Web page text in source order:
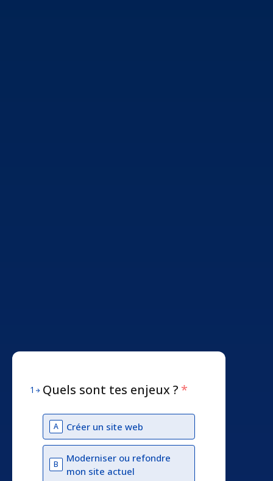
1 Quels sont tes enjeux ? *
A Créer un site web
B
Moderniser ou refondre
mon site actuel